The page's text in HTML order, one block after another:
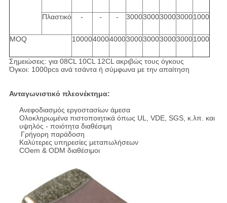
Πλαστικό - - - 30003000300030001000
MOQ 100004000400030003000300030001000
Σημειώσεις: για 08CL 10CL 12CL ακριβώς τους όγκους
Όγκοι: 1000pcs ανά τσάντα ή σύμφωνα με την απαίτηση
Ανταγωνιστικό πλεονέκτημα:
Ανεφοδιασμός εργοστασίων άμεσα
Ολοκληρωμένα πιστοποιητικά όπως UL, VDE, SGS, κ.λπ. και
υψηλός - ποιότητα διαθέσιμη
Γρήγορη παράδοση
Καλύτερες υπηρεσίες μεταπωλήσεων
COem & ODM διαθέσιμοι